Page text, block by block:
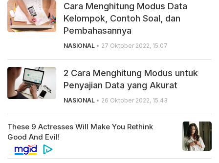
Cara Menghitung Modus Data
Kelompok, Contoh Soal, dan
Pembahasannya
NASIONAL • 27 Oktober 2022, 15.07
2 Cara Menghitung Modus untuk
Penyajian Data yang Akurat
NASIONAL • 26 Oktober 2022, 15.43